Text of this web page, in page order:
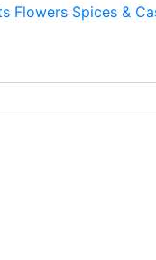
Flowers Spices &